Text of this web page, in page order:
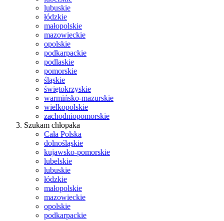
lubuskie
łódzkie
małopolskie
mazowieckie
opolskie
podkarpackie
podlaskie
pomorskie
śląskie
świętokrzyskie
warmińsko-mazurskie
wielkopolskie
zachodniopomorskie
Szukam chłopaka
Cała Polska
dolnośląskie
kujawsko-pomorskie
lubelskie
lubuskie
łódzkie
małopolskie
mazowieckie
opolskie
podkarpackie